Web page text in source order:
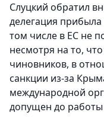
Слуцкий обратил
делегация
том числе в ЕС не
несмотря на то,
чиновников, в
санкции из-за
международной
допущен до работы